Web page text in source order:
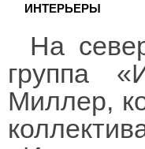
ИНТЕРЬЕРЫ
На
группа
Миллер,